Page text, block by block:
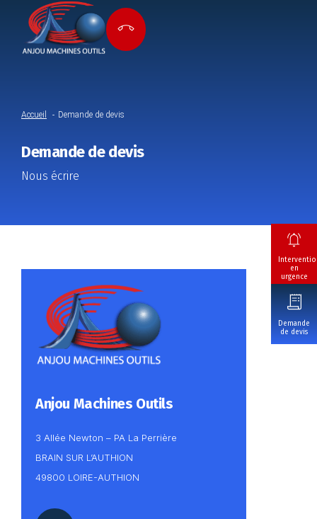
en
urgence
Demande
de devis
Accueil Demande de devis
Demande de devis
Nous écrire
Anjou Machines Outils
3 Allée Newton – PA La Perrière
BRAIN SUR L’AUTHION
49800 LOIRE-AUTHION